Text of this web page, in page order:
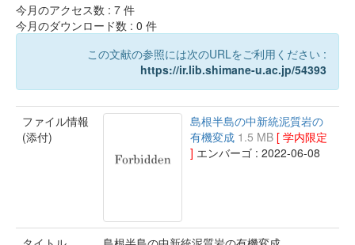
今月のアクセス数 : 7 件
今月のダウンロード数 : 0 件
この文献の参照には次のURLをご利用ください :
https://ir.lib.shimane-u.ac.jp/54393
ファイル情報
(添付)
島根半島の中新統泥質岩の
有機変成 1.5 MB [ 学内限定
] エンバーゴ : 2022-06-08